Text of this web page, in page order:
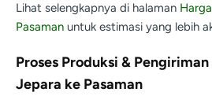
Lihat selengkapnya di halaman
Pasaman untuk estimasi yang lebih
Proses Produksi &
Jepara ke Pasaman